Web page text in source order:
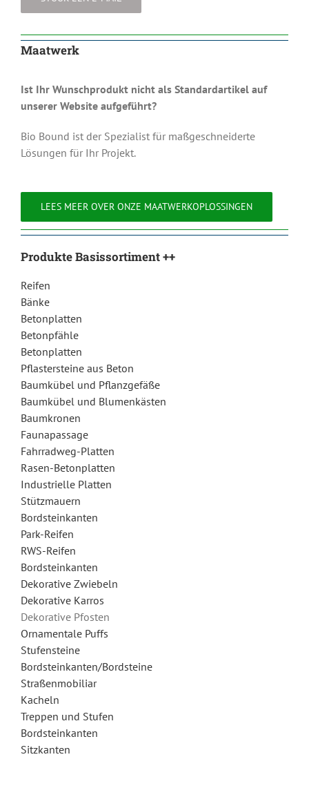
Maatwerk
Ist Ihr Wunschprodukt nicht als Standardartikel auf
unserer Website aufgeführt?
Bio Bound ist der Spezialist für maßgeschneiderte
Lösungen für Ihr Projekt.
LEES MEER OVER ONZE MAATWERKOPLOSSINGEN
Produkte Basissortiment ++
Reifen
Bänke
Betonplatten
Betonpfähle
Betonplatten
Pflastersteine aus Beton
Baumkübel und Pflanzgefäße
Baumkübel und Blumenkästen
Baumkronen
Faunapassage
Fahrradweg-Platten
Rasen-Betonplatten
Industrielle Platten
Stützmauern
Bordsteinkanten
Park-Reifen
RWS-Reifen
Bordsteinkanten
Dekorative Zwiebeln
Dekorative Karros
Dekorative Pfosten
Ornamentale Puffs
Stufensteine
Bordsteinkanten/Bordsteine
Straßenmobiliar
Kacheln
Treppen und Stufen
Bordsteinkanten
Sitzkanten